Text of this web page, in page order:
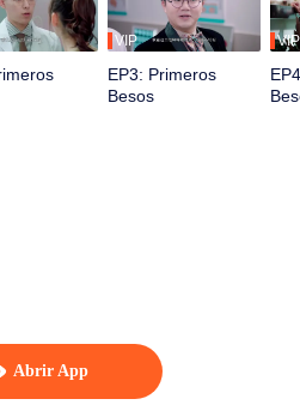
Abrir App
VIP
EP3: Primeros
Besos
VIP